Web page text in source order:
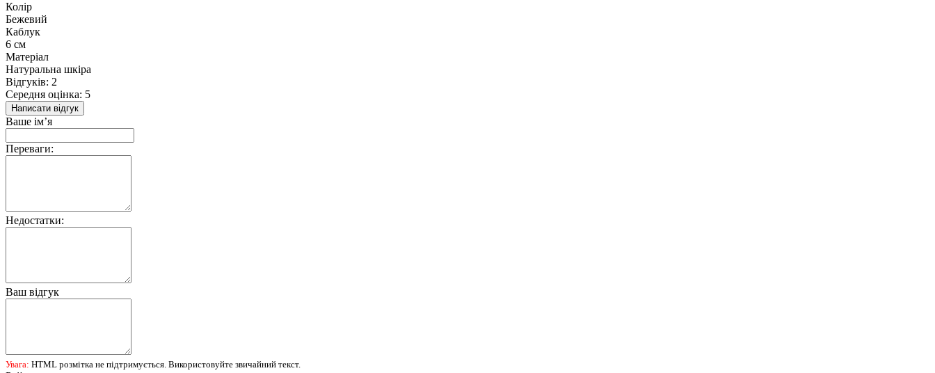
Колір
Бежевий
Каблук
6 см
Матеріал
Натуральна шкіра
Відгуків: 2
Середня оцінка: 5
Написати відгук
Ваше ім’я
Переваги:
Недостатки:
Ваш відгук
Увага: HTML розмітка не підтримується. Використовуйте звичайний текст.